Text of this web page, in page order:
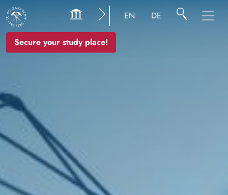
Secure your study place!
EN DE
Image